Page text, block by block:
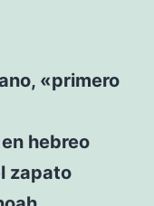
«primero
hebreo
zapato